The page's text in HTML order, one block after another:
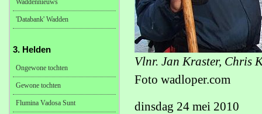
Vlnr. Jan Kraster, Chris
Foto wadloper.com
dinsdag 24 mei 2010
Waddennieuws
'Databank' Wadden
3. Helden
Ongewone tochten
Gewone tochten
Flumina Vadosa Sunt